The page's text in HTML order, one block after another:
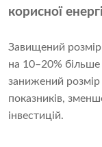
корисної
Завищений розмір
на 10–20% більше
занижений
показників,
інвестицій.